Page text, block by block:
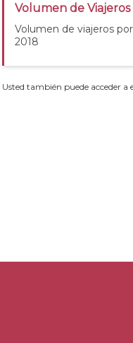
Volumen de
Volumen de viajeros
2018
Usted también puede acceder